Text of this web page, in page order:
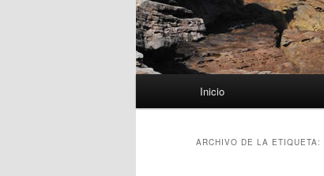
Inicio
ARCHIVO DE LA ETIQUETA: